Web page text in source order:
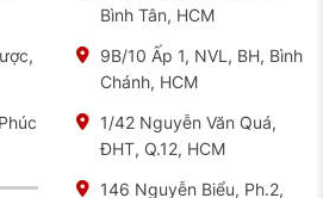
Bình Tân, HCM
9B/10 Ấp 1, NVL, BH, Bình
Chánh, HCM
1/42 Nguyễn Văn Quá,
ĐHT, Q.12, HCM
146 Nguyễn Biểu, Ph.2,